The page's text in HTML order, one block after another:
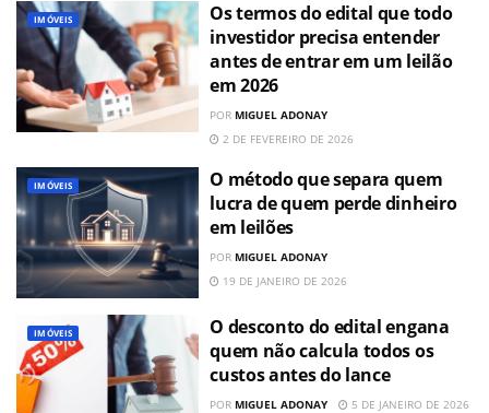
IMÓVEIS
Os termos do edital que todo
investidor precisa entender
antes de entrar em um leilão
em 2026
POR MIGUEL ADONAY
2 DE FEVEREIRO DE 2026
IMÓVEIS
O método que separa quem
lucra de quem perde dinheiro
em leilões
POR MIGUEL ADONAY
19 DE JANEIRO DE 2026
IMÓVEIS
O desconto do edital engana
quem não calcula todos os
custos antes do lance
POR MIGUEL ADONAY 5 DE JANEIRO DE 2026